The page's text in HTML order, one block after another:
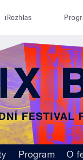
iRozhlas
Program O